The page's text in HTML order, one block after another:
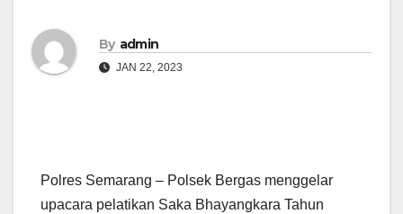
By admin
JAN 22, 2023
Polres Semarang – Polsek Bergas menggelar
upacara pelatikan Saka Bhayangkara Tahun